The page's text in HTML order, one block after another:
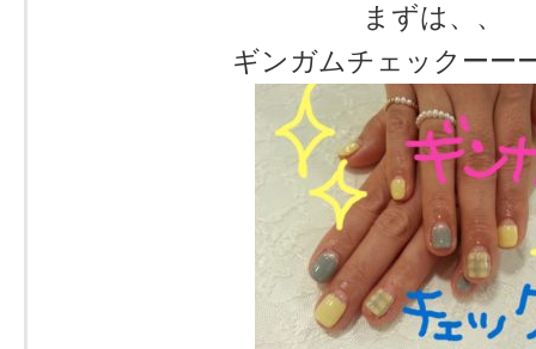
まずは、、
ギンガムチェックーー